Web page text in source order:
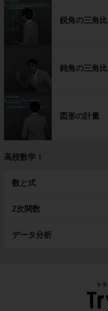
鋭角の三角比
鈍角の三角比
図形の計量
高校数学Ⅰ
数と式
2次関数
データ分析